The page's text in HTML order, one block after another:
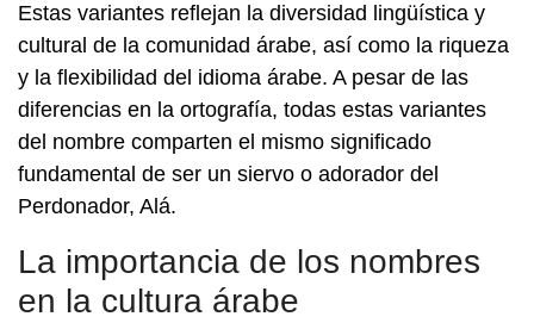
Estas variantes reflejan la diversidad lingüística y
cultural de la comunidad árabe, así como la riqueza
y la flexibilidad del idioma árabe. A pesar de las
diferencias en la ortografía, todas estas variantes
del nombre comparten el mismo significado
fundamental de ser un siervo o adorador del
Perdonador, Alá.
La importancia de los nombres
en la cultura árabe